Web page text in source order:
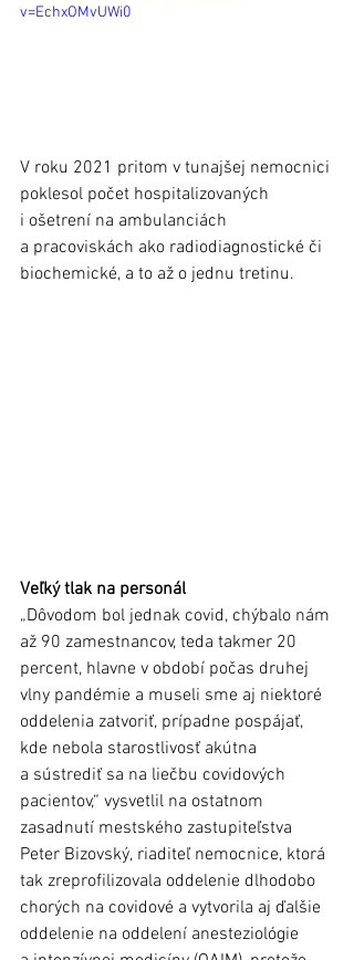
v=EchxOMvUWi0
V roku 2021 pritom v tunajšej nemocnici
poklesol počet hospitalizovaných
i ošetrení na ambulanciách
a pracoviskách ako radiodiagnostické či
biochemické, a to až o jednu tretinu.
Veľký tlak na personál
„Dôvodom bol jednak covid, chýbalo nám
až 90 zamestnancov, teda takmer 20
percent, hlavne v období počas druhej
vlny pandémie a museli sme aj niektoré
oddelenia zatvoriť, prípadne pospájať,
kde nebola starostlivosť akútna
a sústrediť sa na liečbu covidových
pacientov,“ vysvetlil na ostatnom
zasadnutí mestského zastupiteľstva
Peter Bizovský, riaditeľ nemocnice, ktorá
tak zreprofilizovala oddelenie dlhodobo
chorých na covidové a vytvorila aj ďalšie
oddelenie na oddelení anesteziológie